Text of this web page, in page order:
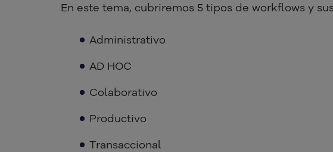
En este tema, cubriremos 5 tipos de workflows y
Administrativo
AD HOC
Colaborativo
Productivo
Transaccional